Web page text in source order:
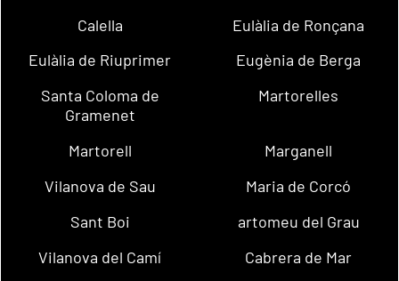
Calella
Eulàlia de Ronçana
Eulàlia de Riuprimer
Eugènia de Berga
Santa Coloma de
Gramenet
Martorelles
Martorell
Marganell
Vilanova de Sau
Maria de Corcó
Sant Boi
artomeu del Grau
Vilanova del Camí
Cabrera de Mar